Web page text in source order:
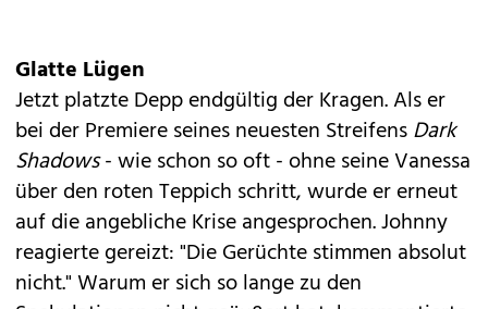
Glatte Lügen
Jetzt platzteDeppendgültig der Kragen. Als er
bei der Premiere seines neuesten StreifensDark
Shadows- wie schon so oft - ohne seine Vanessa
über den roten Teppich schritt, wurde er erneut
auf die angebliche Krise angesprochen. Johnny
reagierte gereizt: "Die Gerüchte stimmen absolut
nicht." Warum er sich so lange zu den